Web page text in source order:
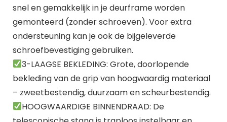
snel en gemakkelijk in je deurframe worden
gemonteerd (zonder schroeven). Voor extra
ondersteuning kan je ook de bijgeleverde
schroefbevestiging gebruiken.
3-LAAGSE BEKLEDING: Grote, doorlopende
bekleding van de grip van hoogwaardig materiaal
– zweetbestendig, duurzaam en scheurbestendig.
HOOGWAARDIGE BINNENDRAAD: De